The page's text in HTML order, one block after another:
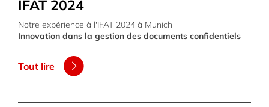
IFAT 2024
Notre expérience à l'IFAT 2024 à Munich
Innovation dans la gestion des documents confidentiels
Tout lire